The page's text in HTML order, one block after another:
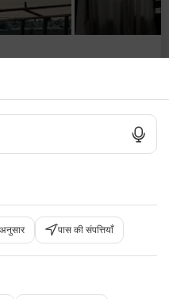
525वर्ग फुट
स्टेशन क्विक डील फ़ुली रेनोवेटेड
पास की संपत्तियाँ